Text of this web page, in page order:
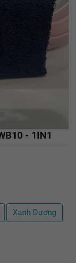
- 1IN1
Xanh Dương